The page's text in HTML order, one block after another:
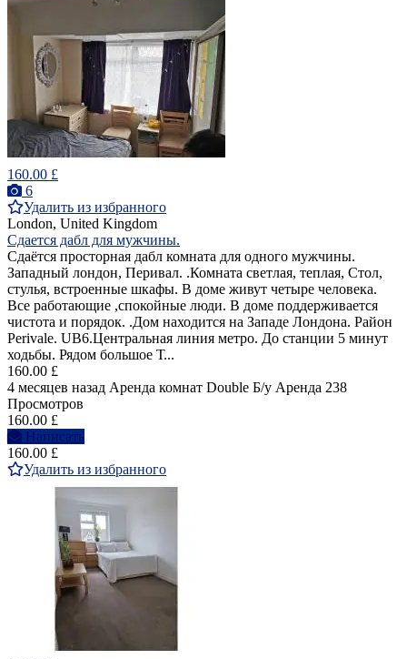
160.00 £
6
Удалить из избранного
London, United Kingdom
Сдается дабл для мужчины.
Cдаётся просторная дабл комната для одного мужчины.
Западный лондон, Перивал. .Комната светлая, теплая, Стол,
стулья, встроенные шкафы. В доме живут четыре человека.
Все работающие ,спокойные люди. В доме поддерживается
чистота и порядок. .Дом находится на Западе Лондона. Район
Perivale. UB6.Центральная линия метро. До станции 5 минут
ходьбы. Рядом большое Т...
160.00 £
4 месяцев назад Аренда комнат Double Б/у Аренда 238
Просмотров
160.00 £
Написать
160.00 £
Удалить из избранного